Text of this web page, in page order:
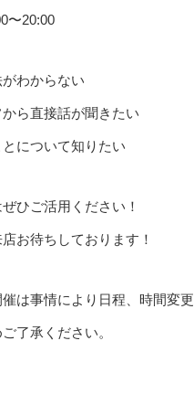
〜20:00
わからない
ら直接話が聞きたい
について知りたい
ひご活用ください！
お待ちしております！
は事情により日程、時間変
了承ください。